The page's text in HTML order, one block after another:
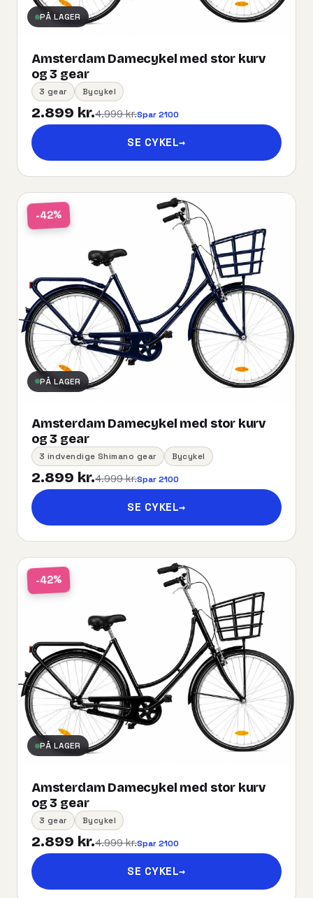
PÅ LAGER
Amsterdam Damecykel med stor kurv
og 3 gear
3 gear Bycykel
2.899 kr.4.999 kr.Spar 2100
SE CYKEL→
-42%
PÅ LAGER
Amsterdam Damecykel med stor kurv
og 3 gear
3 indvendige Shimano gear Bycykel
2.899 kr.4.999 kr.Spar 2100
SE CYKEL→
-42%
PÅ LAGER
Amsterdam Damecykel med stor kurv
og 3 gear
3 gear Bycykel
2.899 kr.4.999 kr.Spar 2100
SE CYKEL→